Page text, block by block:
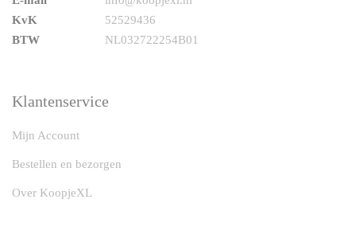
KvK
52529436
BTW
NL032722254B01
Klantenservice
Mijn Account
Bestellen en bezorgen
Over KoopjeXL